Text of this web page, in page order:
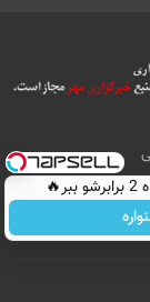
All Content by